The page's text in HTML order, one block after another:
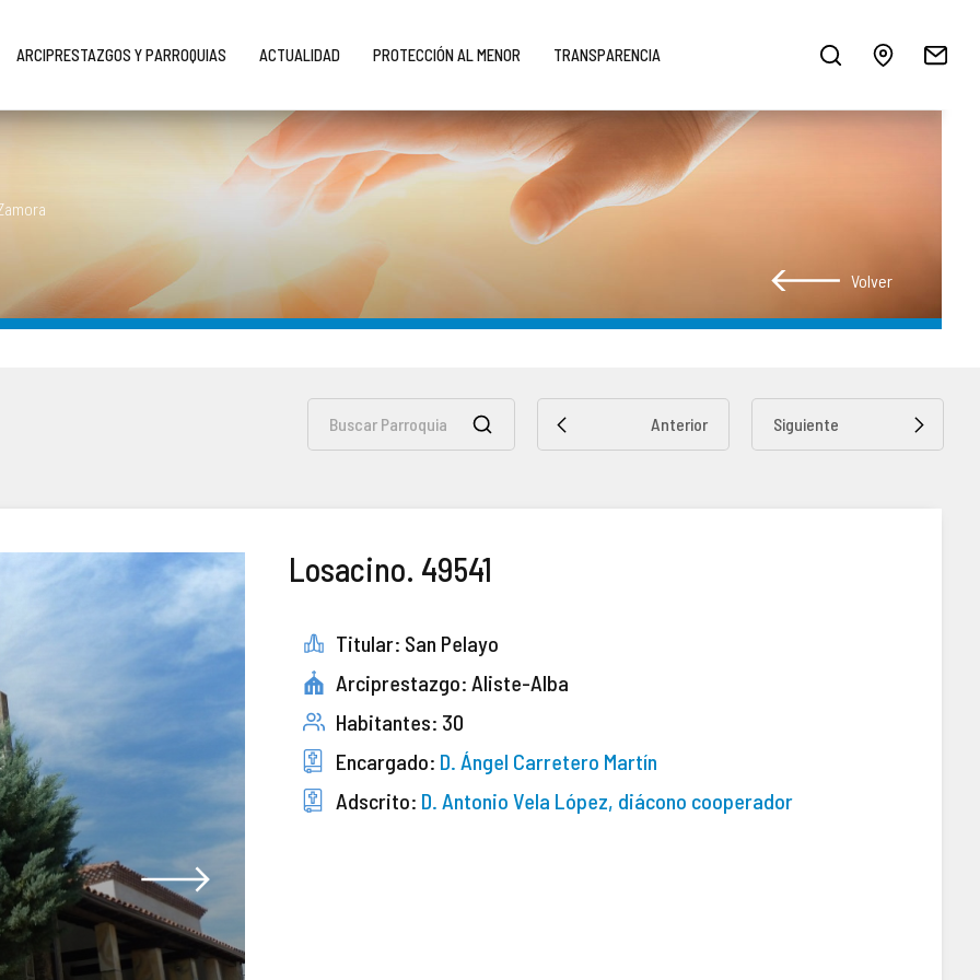
ARCIPRESTAZGOS Y PARROQUIAS ACTUALIDAD PROTECCIÓN AL MENOR TRANSPARENCIA
Volver
Anterior Siguiente
Losacino. 49541
Titular: San Pelayo
Arciprestazgo: Aliste-Alba
Habitantes: 30
Encargado: D. Ángel Carretero Martín
Adscrito: D. Antonio Vela López, diácono cooperador